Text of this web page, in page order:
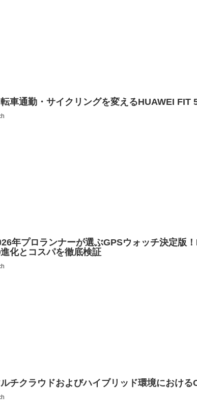
車通勤・サイクリングを変えるHUAWEI FIT
年プロランナーが選ぶGPSウォッチ決定版
化とコスパを徹底検証
チクラウドおよびハイブリッド環境におけ